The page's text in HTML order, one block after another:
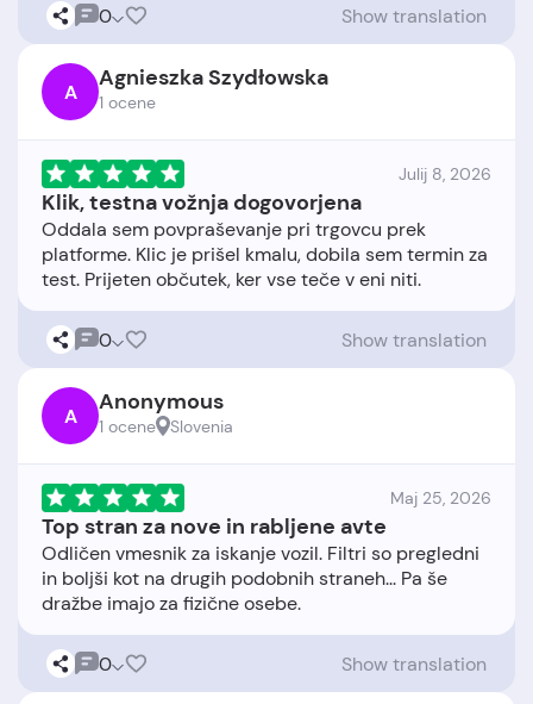
0 Show translation
A Agnieszka Szydłowska
1 ocene
Julij 8, 2026
Klik, testna vožnja dogovorjena
Oddala sem povpraševanje pri trgovcu prek
platforme. Klic je prišel kmalu, dobila sem termin za
0 Show translation
A Anonymous
1 ocene Slovenia
Maj 25, 2026
Top stran za nove in rabljene avte
Odličen vmesnik za iskanje vozil. Filtri so pregledni
in boljši kot na drugih podobnih straneh... Pa še
0 Show translation